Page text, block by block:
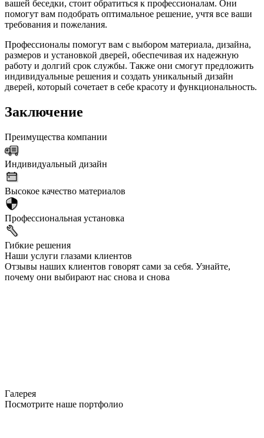
вашей беседки, стоит обратиться к профессионалам. Они
помогут вам подобрать оптимальное решение, учтя все ваши
требования и пожелания.
Профессионалы помогут вам с выбором материала, дизайна,
размеров и установкой дверей, обеспечивая их надежную
работу и долгий срок службы. Также они смогут предложить
индивидуальные решения и создать уникальный дизайн
дверей, который сочетает в себе красоту и функциональность.
Заключение
Преимущества компании
Индивидуальный дизайн
Высокое качество материалов
Профессиональная установка
Гибкие решения
Наши услуги глазами клиентов
Отзывы наших клиентов говорят сами за себя. Узнайте,
почему они выбирают нас снова и снова
Галерея
Посмотрите наше портфолио